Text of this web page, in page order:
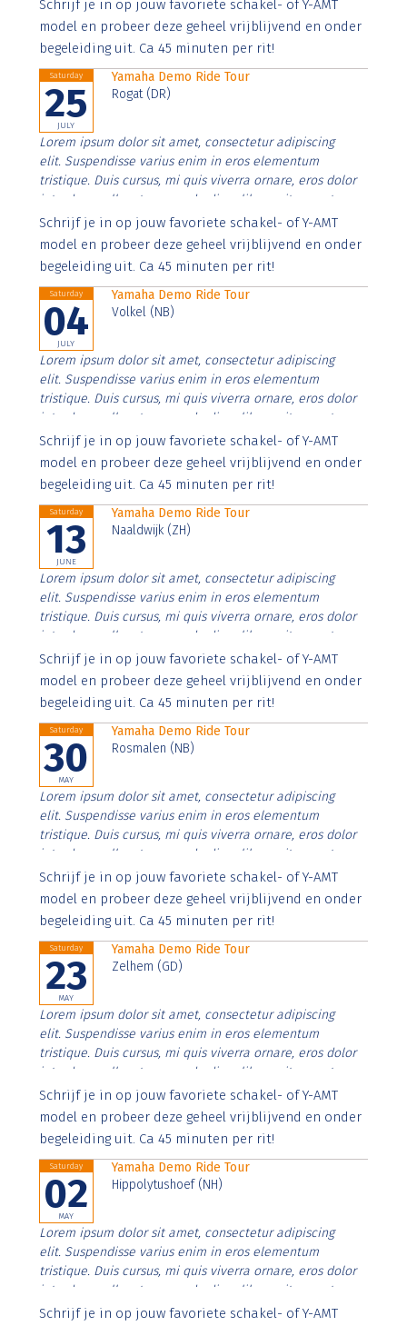
imperdiet. Nunc ut sem vitae risus tristique posuere.
Schrijf je in op jouw favoriete schakel- of Y-AMT
model en probeer deze geheel vrijblijvend en onder
begeleiding uit. Ca 45 minuten per rit!
Saturday
25
JULY
Yamaha Demo Ride Tour
Rogat (DR)
Lorem ipsum dolor sit amet, consectetur adipiscing
elit. Suspendisse varius enim in eros elementum
tristique. Duis cursus, mi quis viverra ornare, eros dolor
interdum nulla, ut commodo diam libero vitae erat.
Aenean faucibus nibh et justo cursus id rutrum lorem
imperdiet. Nunc ut sem vitae risus tristique posuere.
Schrijf je in op jouw favoriete schakel- of Y-AMT
model en probeer deze geheel vrijblijvend en onder
begeleiding uit. Ca 45 minuten per rit!
Saturday
04
JULY
Yamaha Demo Ride Tour
Volkel (NB)
Lorem ipsum dolor sit amet, consectetur adipiscing
elit. Suspendisse varius enim in eros elementum
tristique. Duis cursus, mi quis viverra ornare, eros dolor
interdum nulla, ut commodo diam libero vitae erat.
Aenean faucibus nibh et justo cursus id rutrum lorem
imperdiet. Nunc ut sem vitae risus tristique posuere.
Schrijf je in op jouw favoriete schakel- of Y-AMT
model en probeer deze geheel vrijblijvend en onder
begeleiding uit. Ca 45 minuten per rit!
Saturday
13
JUNE
Yamaha Demo Ride Tour
Naaldwijk (ZH)
Lorem ipsum dolor sit amet, consectetur adipiscing
elit. Suspendisse varius enim in eros elementum
tristique. Duis cursus, mi quis viverra ornare, eros dolor
interdum nulla, ut commodo diam libero vitae erat.
Aenean faucibus nibh et justo cursus id rutrum lorem
imperdiet. Nunc ut sem vitae risus tristique posuere.
Schrijf je in op jouw favoriete schakel- of Y-AMT
model en probeer deze geheel vrijblijvend en onder
begeleiding uit. Ca 45 minuten per rit!
Saturday
30
MAY
Yamaha Demo Ride Tour
Rosmalen (NB)
Lorem ipsum dolor sit amet, consectetur adipiscing
elit. Suspendisse varius enim in eros elementum
tristique. Duis cursus, mi quis viverra ornare, eros dolor
interdum nulla, ut commodo diam libero vitae erat.
Aenean faucibus nibh et justo cursus id rutrum lorem
imperdiet. Nunc ut sem vitae risus tristique posuere.
Schrijf je in op jouw favoriete schakel- of Y-AMT
model en probeer deze geheel vrijblijvend en onder
begeleiding uit. Ca 45 minuten per rit!
Saturday
23
MAY
Yamaha Demo Ride Tour
Zelhem (GD)
Lorem ipsum dolor sit amet, consectetur adipiscing
elit. Suspendisse varius enim in eros elementum
tristique. Duis cursus, mi quis viverra ornare, eros dolor
interdum nulla, ut commodo diam libero vitae erat.
Aenean faucibus nibh et justo cursus id rutrum lorem
imperdiet. Nunc ut sem vitae risus tristique posuere.
Schrijf je in op jouw favoriete schakel- of Y-AMT
model en probeer deze geheel vrijblijvend en onder
begeleiding uit. Ca 45 minuten per rit!
Saturday
02
MAY
Yamaha Demo Ride Tour
Hippolytushoef (NH)
Lorem ipsum dolor sit amet, consectetur adipiscing
elit. Suspendisse varius enim in eros elementum
tristique. Duis cursus, mi quis viverra ornare, eros dolor
interdum nulla, ut commodo diam libero vitae erat.
Aenean faucibus nibh et justo cursus id rutrum lorem
Schrijf je in op jouw favoriete schakel- of Y-AMT